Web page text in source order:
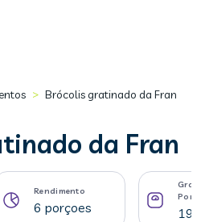
> Brócolis gratinado da Fran
da Fran
Rendimento
6 porçoes